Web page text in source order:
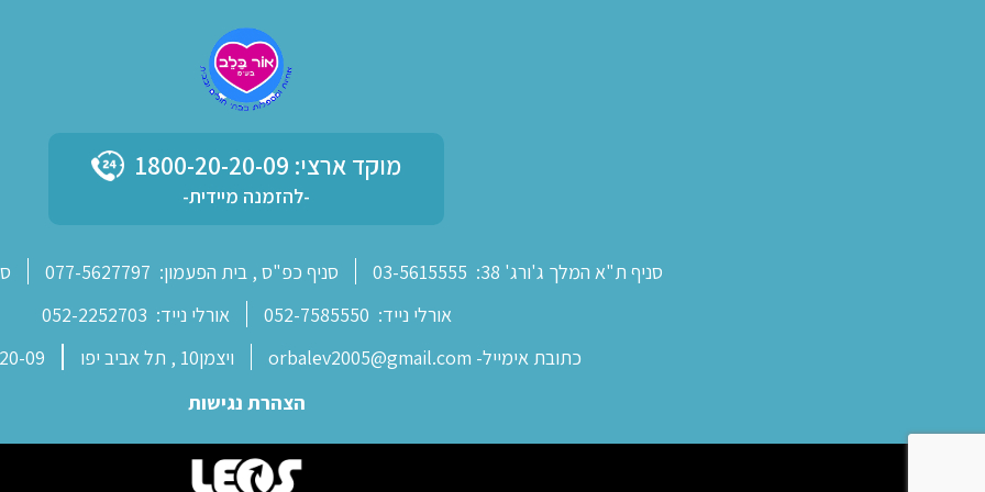
מוקד ארצי: 1800-20-20-09
-להזמנה מיידית-
סניף ת"א המלך ג'ורג' 38: סניף כפ"ס , בית הפעמון:
אורלי נייד:
אורלי נייד:
כתובת אימייל- orbalev2005@gmail.com
ויצמן‬‎ 10, תל אביב יפו 09
הצהרת נגישות